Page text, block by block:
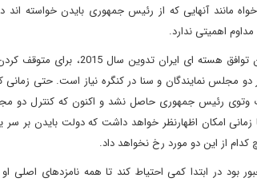
مانند آنهایی که از رئیس جمهوری بایدن خواسته اند
اهمیتی ندارد.
طبق قانون توافق هسته
مجلس نمایندگان و سنا در کنگره نیاز است. حتی
وتوی رئیس جمهوری حاصل نشد و اکنون که کنترل دو
زمانی امکان اظهارنظر خواهد داشت که دولت بایدن بر
از این دو مورد رخ نخواهد داد.
بود در ابتدا کمی احتیاط کند تا همه نامزدهای اصلی